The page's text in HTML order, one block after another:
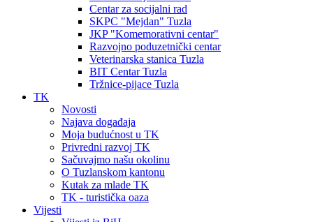
Centar za socijalni rad
SKPC "Mejdan" Tuzla
JKP "Komemorativni centar"
Razvojno poduzetnički centar
Veterinarska stanica Tuzla
BIT Centar Tuzla
Tržnice-pijace Tuzla
TK
Novosti
Najava događaja
Moja budućnost u TK
Privredni razvoj TK
Sačuvajmo našu okolinu
O Tuzlanskom kantonu
Kutak za mlade TK
TK - turistička oaza
Vijesti